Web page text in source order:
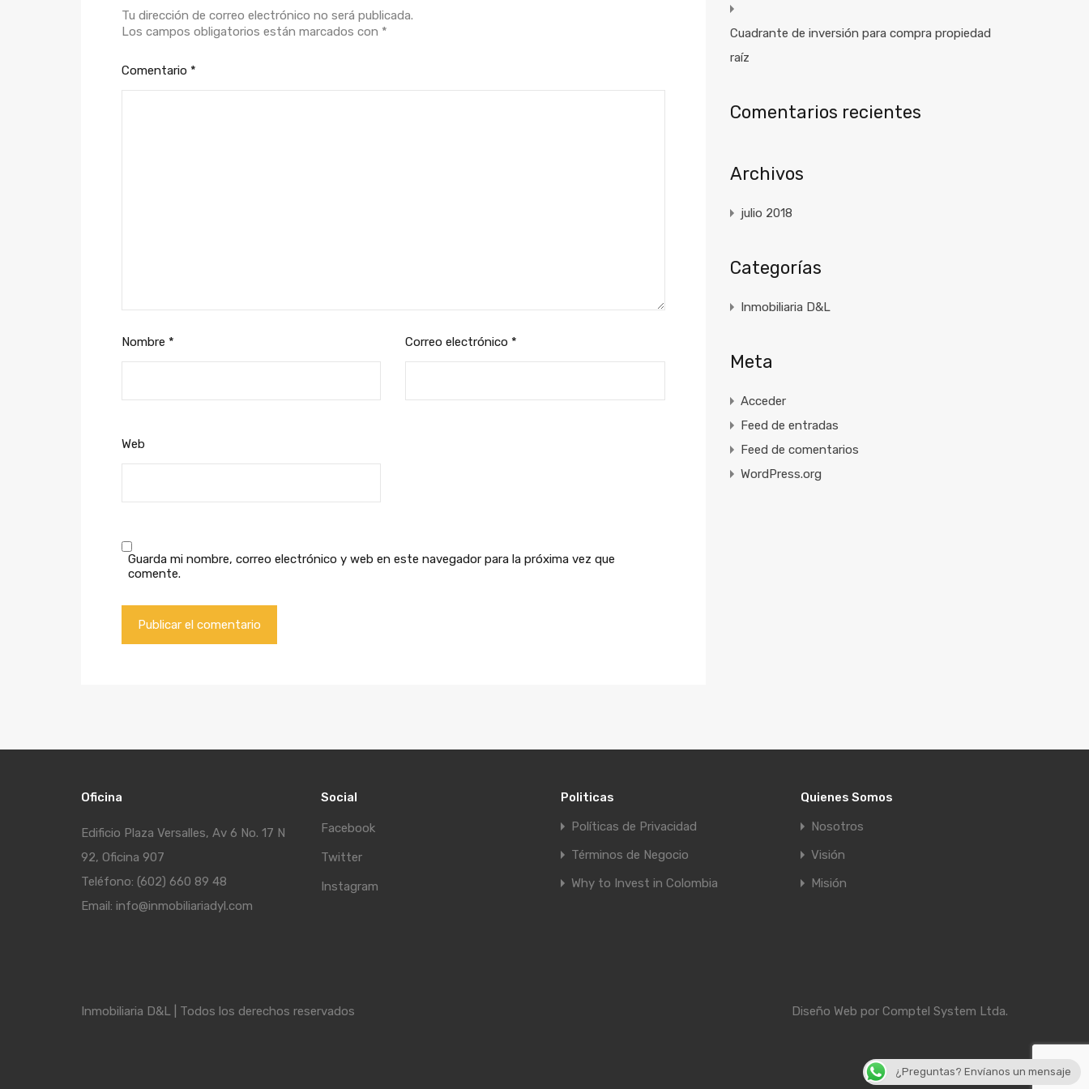
Tu dirección de correo electrónico no será publicada.
Los campos obligatorios están marcados con *
Comentario *
Nombre * Correo electrónico *
Web
Guarda mi nombre, correo electrónico y web en este navegador para la próxima vez que
comente.
Cuadrante de inversión para compra propiedad
raíz
Comentarios recientes
Archivos
julio 2018
Categorías
Inmobiliaria D&L
Meta
Acceder
Feed de entradas
Feed de comentarios
WordPress.org
Oficina
Edificio Plaza Versalles, Av 6 No. 17 N
92, Oficina 907
Teléfono: (602) 660 89 48
Email: info@inmobiliariadyl.com
Social
Facebook
Twitter
Instagram
Politicas
Políticas de Privacidad
Términos de Negocio
Why to Invest in Colombia
Quienes Somos
Nosotros
Visión
Misión
Inmobiliaria D&L | Todos los derechos reservados Diseño Web por Comptel System Ltda.
¿Preguntas? Envíanos un mensaje